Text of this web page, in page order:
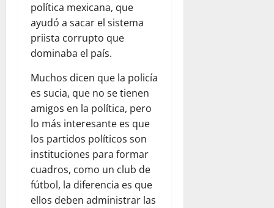
política mexicana, que
ayudó a sacar el sistema
priista corrupto que
dominaba el país.
Muchos dicen que la policía
es sucia, que no se tienen
amigos en la política, pero
lo más interesante es que
los partidos políticos son
instituciones para formar
cuadros, como un club de
fútbol, la diferencia es que
ellos deben administrar las